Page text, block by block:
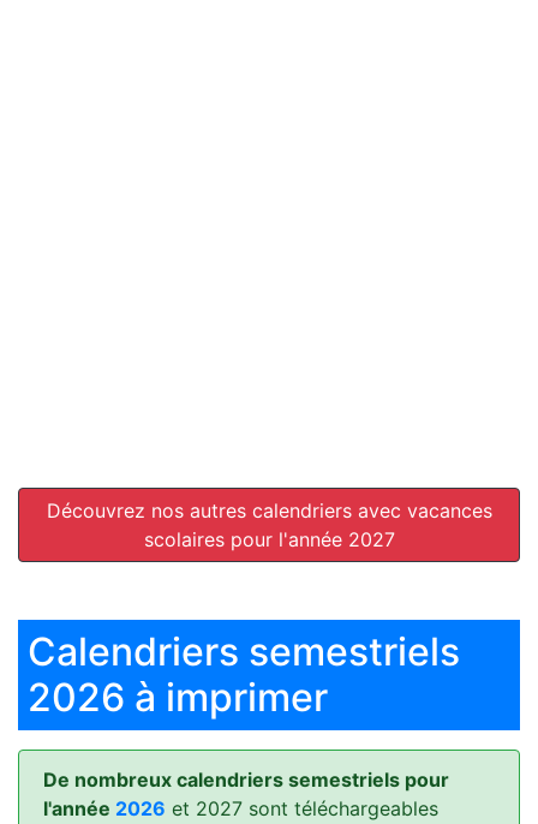
Découvrez nos autres calendriers avec vacances
scolaires pour l'année 2027
Calendriers semestriels
2026 à imprimer
De nombreux calendriers semestriels pour
l'année 2026 et 2027 sont téléchargeables